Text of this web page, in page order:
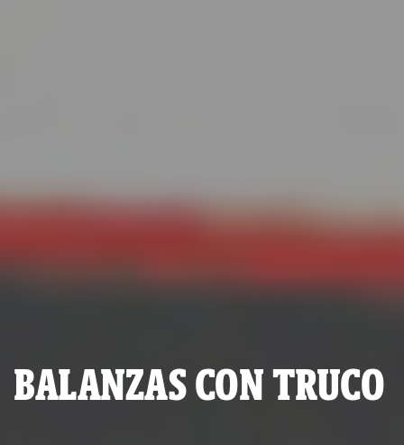
BALANZAS CON TRUCO